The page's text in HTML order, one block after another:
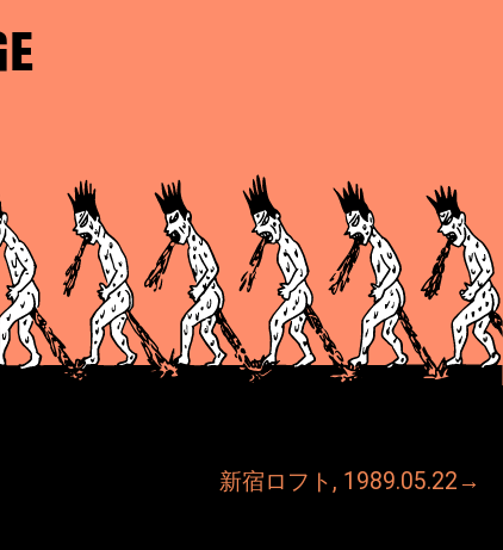
新宿ロフト, 1989.05.22→